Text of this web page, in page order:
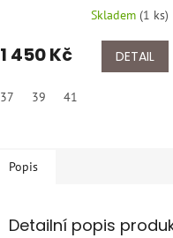
Skladem (1 ks)
1 450 Kč DETAIL
37 39 41
Popis
Detailní popis